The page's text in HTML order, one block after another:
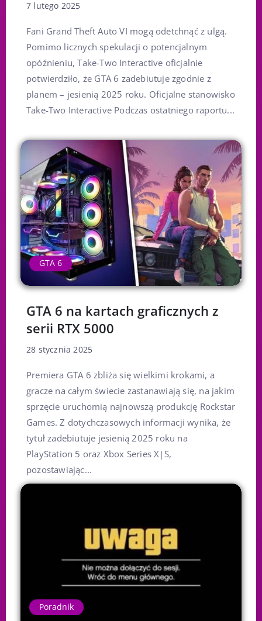
7 lutego 2025
Fani Grand Theft Auto VI mogą odetchnąć z ulgą.
Pomimo licznych spekulacji o potencjalnym
opóźnieniu, Take-Two Interactive oficjalnie
potwierdziło, że GTA 6 zadebiutuje zgodnie z
planem – jesienią 2025 roku. Oficjalne stanowisko
Take-Two Interactive Podczas ostatniego raportu...
GTA 6
GTA 6 na kartach graficznych z
serii RTX 5000
28 stycznia 2025
Premiera GTA 6 zbliża się wielkimi krokami, a
gracze na całym świecie zastanawiają się, na jakim
sprzęcie uruchomią najnowszą produkcję Rockstar
Games. Z dotychczasowych informacji wynika, że
tytuł zadebiutuje jesienią 2025 roku na
PlayStation 5 oraz Xbox Series X|S,
pozostawiając...
Poradnik